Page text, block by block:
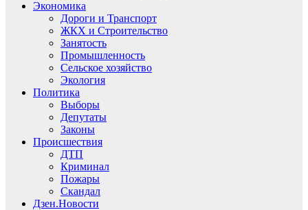
Экономика
Дороги и Транспорт
ЖКХ и Строительство
Занятость
Промышленность
Сельское хозяйство
Экология
Политика
Выборы
Депутаты
Законы
Происшествия
ДТП
Криминал
Пожары
Скандал
Дзен.Новости